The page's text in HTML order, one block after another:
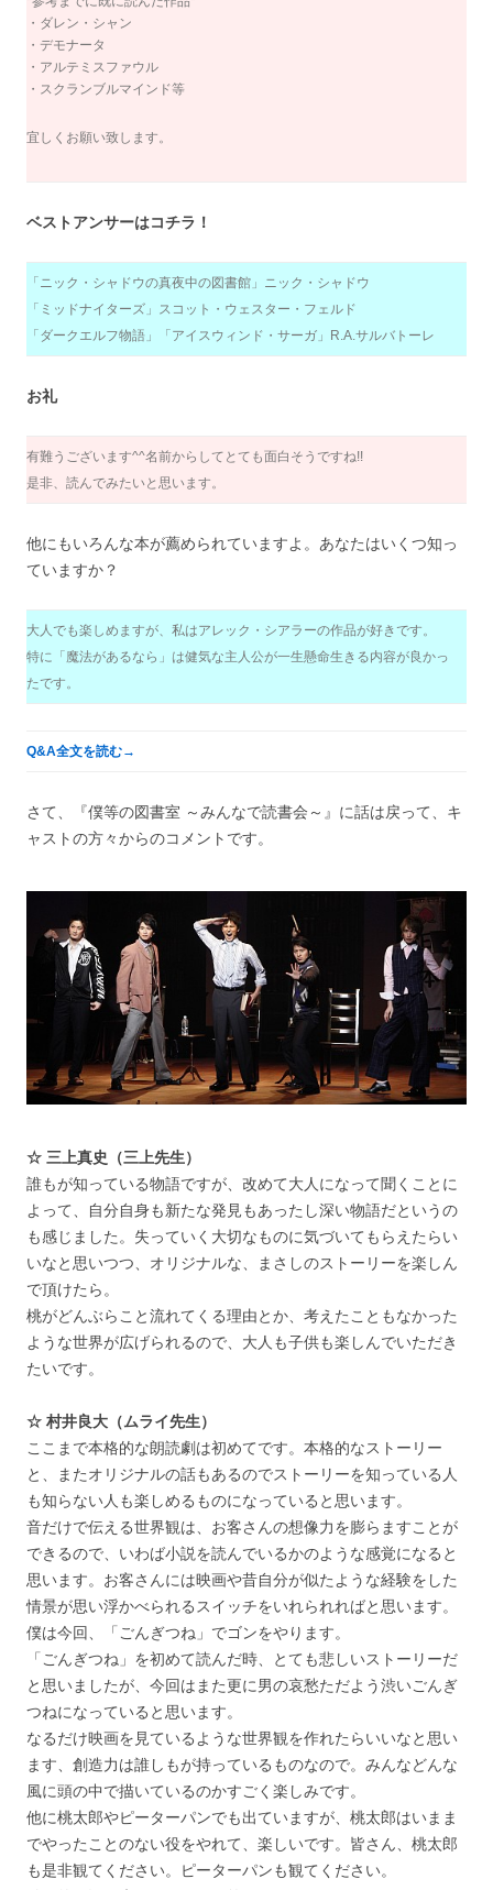
・ダレン・シャン
・デモナータ
・アルテミスファウル
・スクランブルマインド等
宜しくお願い致します。
ベストアンサーはコチラ！
「ニック・シャドウの真夜中の図書館」ニック・シャドウ
「ミッドナイターズ」スコット・ウェスター・フェルド
「ダークエルフ物語」「アイスウィンド・サーガ」R.A.サルバトーレ
お礼
有難うございます^^名前からしてとても面白そうですね!!
是非、読んでみたいと思います。
他にもいろんな本が薦められていますよ。あなたはいくつ知っ
ていますか？
大人でも楽しめますが、私はアレック・シアラーの作品が好きです。
特に「魔法があるなら」は健気な主人公が一生懸命生きる内容が良かっ
たです。
Q&A全文を読む→
さて、『僕等の図書室 ～みんなで読書会～』に話は戻って、キ
ャストの方々からのコメントです。
☆ 三上真史（三上先生）
誰もが知っている物語ですが、改めて大人になって聞くことに
よって、自分自身も新たな発見もあったし深い物語だというの
も感じました。失っていく大切なものに気づいてもらえたらい
いなと思いつつ、オリジナルな、まさしのストーリーを楽しん
で頂けたら。
桃がどんぶらこと流れてくる理由とか、考えたこともなかった
ような世界が広げられるので、大人も子供も楽しんでいただき
たいです。
☆ 村井良大（ムライ先生）
ここまで本格的な朗読劇は初めてです。本格的なストーリー
と、またオリジナルの話もあるのでストーリーを知っている人
も知らない人も楽しめるものになっていると思います。
音だけで伝える世界観は、お客さんの想像力を膨らますことが
できるので、いわば小説を読んでいるかのような感覚になると
思います。お客さんには映画や昔自分が似たような経験をした
情景が思い浮かべられるスイッチをいれられればと思います。
僕は今回、「ごんぎつね」でゴンをやります。
「ごんぎつね」を初めて読んだ時、とても悲しいストーリーだ
と思いましたが、今回はまた更に男の哀愁ただよう渋いごんぎ
つねになっていると思います。
なるだけ映画を見ているような世界観を作れたらいいなと思い
ます、創造力は誰しもが持っているものなので。みんなどんな
風に頭の中で描いているのかすごく楽しみです。
他に桃太郎やピーターパンでも出ていますが、桃太郎はいまま
でやったことのない役をやれて、楽しいです。皆さん、桃太郎
も是非観てください。ピーターパンも観てください。